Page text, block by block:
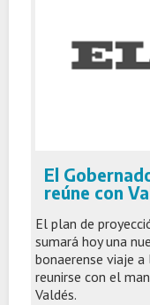
El
reúne con
El plan de
sumará hoy una
bonaerense viaje
reunirse con el
Valdés.